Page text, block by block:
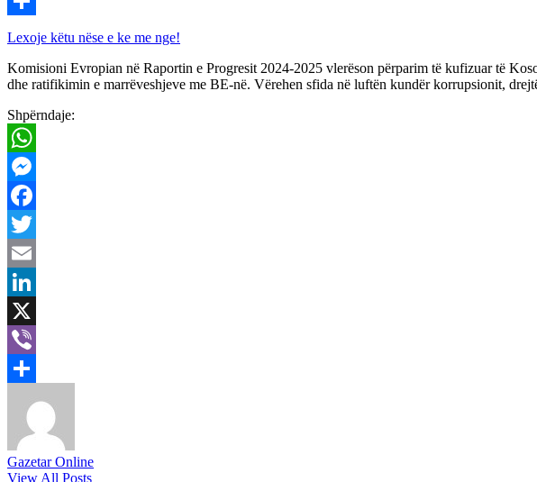
Share
Lexoje këtu nëse e ke me nge!
Komisioni Evropian në Raportin e Progresit 2024-2025 vlerëson përparim të kufizuar të
dhe ratifikimin e marrëveshjeve me BE-në. Vërehen sfida në luftën kundër korrupsionit,
Shpërndaje:
WhatsApp
Messenger
Facebook
Twitter
Email
LinkedIn
X
Viber
Gazetar Online
View All Posts